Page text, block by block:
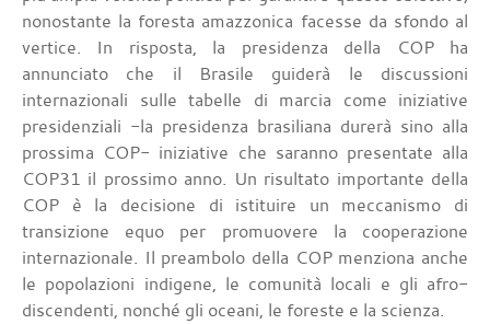
nonostante la foresta amazzonica facesse da sfondo al
vertice. In risposta, la presidenza della COP ha
annunciato che il Brasile guiderà le discussioni
internazionali sulle tabelle di marcia come iniziative
presidenziali -la presidenza brasiliana durerà sino alla
prossima COP- iniziative che saranno presentate alla
COP31 il prossimo anno. Un risultato importante della
COP è la decisione di istituire un meccanismo di
transizione equo per promuovere la cooperazione
internazionale. Il preambolo della COP menziona anche
le popolazioni indigene, le comunità locali e gli afro-
discendenti, nonché gli oceani, le foreste e la scienza.